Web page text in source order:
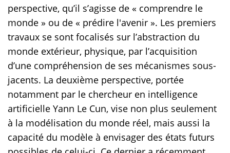
perspective, qu’il s’agisse de « comprendre le
monde » ou de « prédire l'avenir ». Les premiers
travaux se sont focalisés sur l’abstraction du
monde extérieur, physique, par l’acquisition
d’une compréhension de ses mécanismes sous-
jacents. La deuxième perspective, portée
notamment par le chercheur en intelligence
artificielle Yann Le Cun, vise non plus seulement
à la modélisation du monde réel, mais aussi la
capacité du modèle à envisager des états futurs